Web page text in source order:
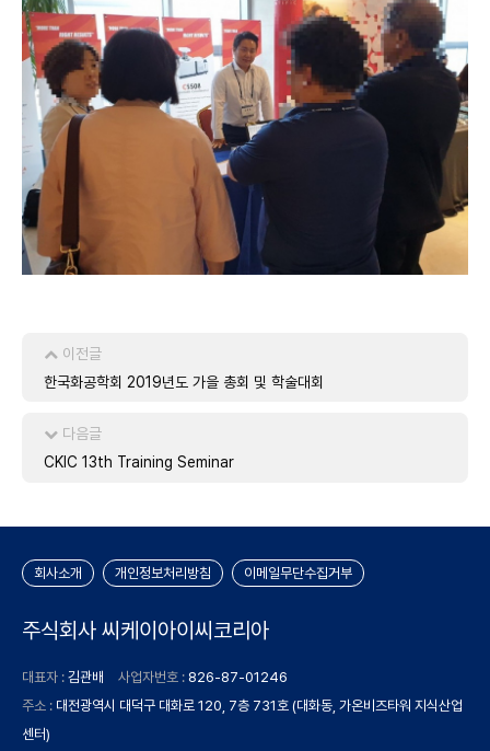
이전글
한국화공학회 2019년도 가을 총회 및 학술대회
다음글
CKIC 13th Training Seminar
회사소개 개인정보처리방침 이메일무단수집거부
주식회사 씨케이아이씨코리아
대표자 : 김관배 사업자번호 : 826-87-01246
주소 : 대전광역시 대덕구 대화로 120, 7층 731호 (대화동, 가온비즈타워 지식산업
센터)